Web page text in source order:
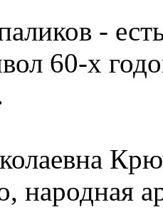
-
60-х
народная